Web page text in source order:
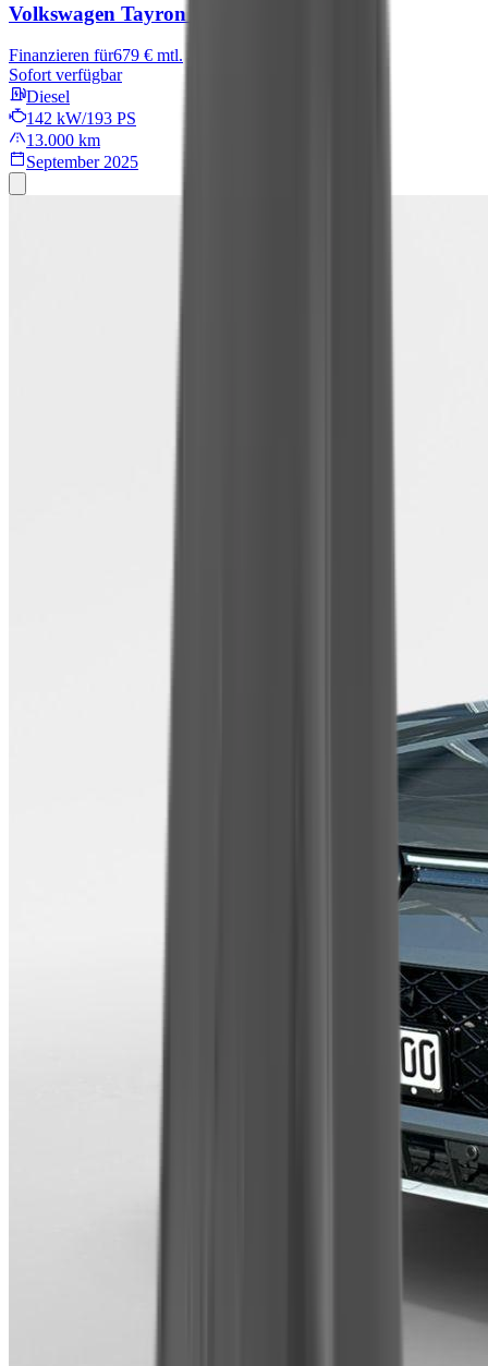
Volkswagen Tayron
Finanzieren für679 € mtl.
Sofort verfügbar
Diesel
142 kW/193 PS
13.000 km
September 2025